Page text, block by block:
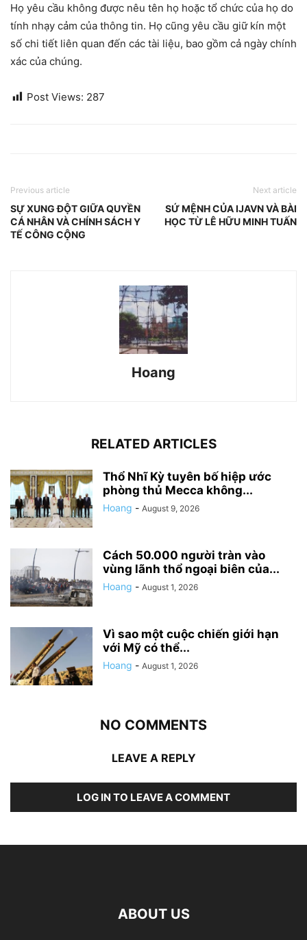
Họ yêu cầu không được nêu tên họ hoặc tổ chức của họ do
tính nhạy cảm của thông tin. Họ cũng yêu cầu giữ kín một
số chi tiết liên quan đến các tài liệu, bao gồm cả ngày chính
xác của chúng.
Post Views: 287
Previous article
SỰ XUNG ĐỘT GIỮA QUYỀN
CÁ NHÂN VÀ CHÍNH SÁCH Y
TẾ CÔNG CỘNG
Next article
SỨ MỆNH CỦA IJAVN VÀ BÀI
HỌC TỪ LÊ HỮU MINH TUẤN
Hoang
RELATED ARTICLES
Thổ Nhĩ Kỳ tuyên bố hiệp ước
phòng thủ Mecca không...
Hoang - August 9, 2026
Cách 50.000 người tràn vào
vùng lãnh thổ ngoại biên của...
Hoang - August 1, 2026
Vì sao một cuộc chiến giới hạn
với Mỹ có thể...
Hoang - August 1, 2026
NO COMMENTS
LEAVE A REPLY
LOG IN TO LEAVE A COMMENT
ABOUT US